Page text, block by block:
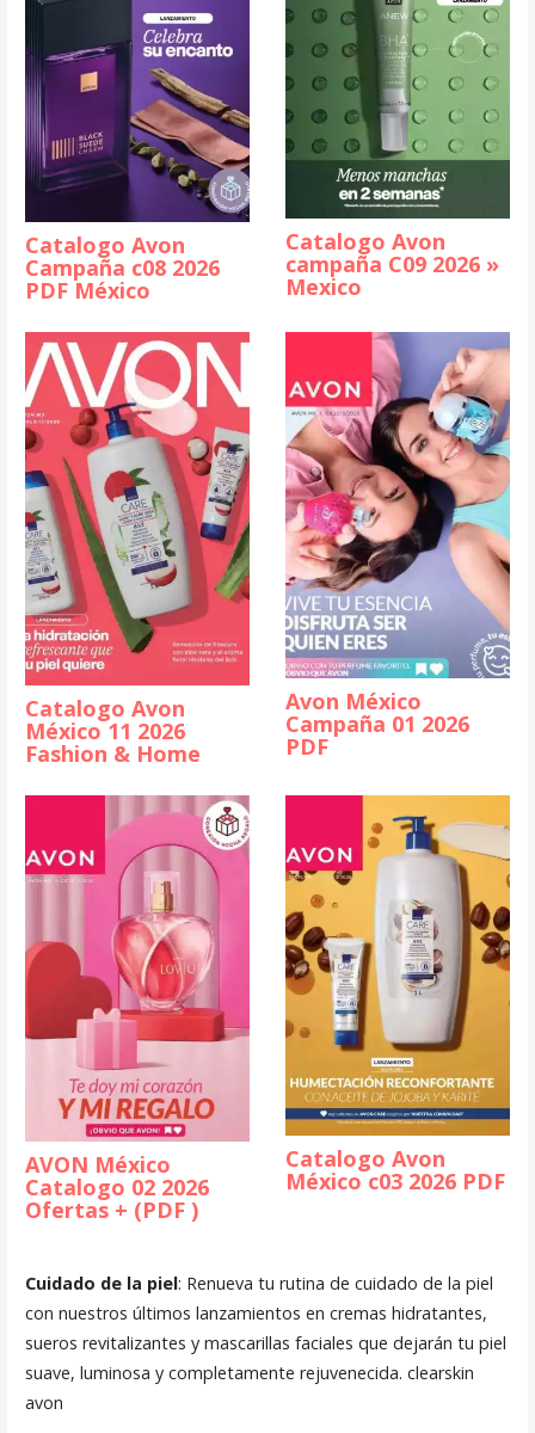
Catalogo Avon
Campaña c08 2026
PDF México
Catalogo Avon
campaña C09 2026 »
Mexico
Catalogo Avon
México 11 2026
Fashion & Home
Avon México
Campaña 01 2026
PDF
AVON México
Catalogo 02 2026
Ofertas + (PDF )
Catalogo Avon
México c03 2026 PDF
Cuidado de la piel: Renueva tu rutina de cuidado de la piel
con nuestros últimos lanzamientos en cremas hidratantes,
sueros revitalizantes y mascarillas faciales que dejarán tu piel
suave, luminosa y completamente rejuvenecida. clearskin
avon